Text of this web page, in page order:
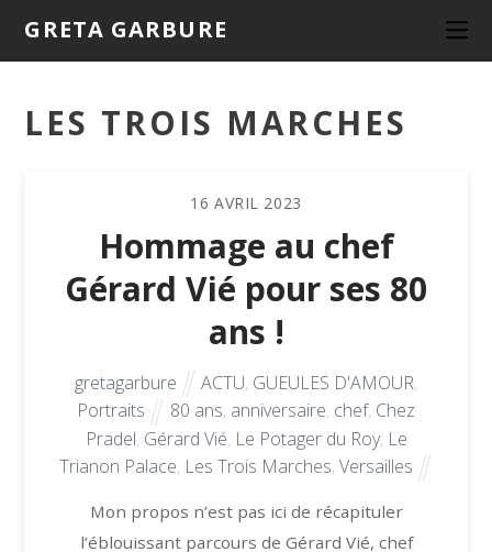
GRETA GARBURE
LES TROIS MARCHES
16 AVRIL 2023
Hommage au chef
Gérard Vié pour ses 80
ans !
gretagarbure ACTU, GUEULES D'AMOUR,
Portraits
80 ans, anniversaire, chef, Chez
Pradel, Gérard Vié, Le Potager du Roy, Le
Trianon Palace, Les Trois Marches, Versailles
Mon propos n’est pas ici de récapituler
l’éblouissant parcours de Gérard Vié, chef